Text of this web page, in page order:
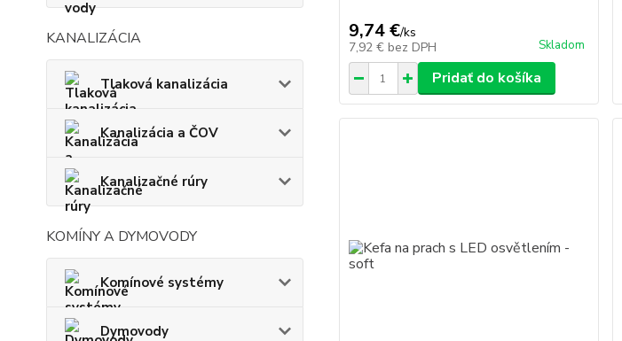
KANALIZÁCIA
Tlaková kanalizácia
Kanalizácia a ČOV
Kanalizačné rúry
KOMÍNY A DYMOVODY
Komínové systémy
Dymovody
9,74 €/ks
7,92 € bez DPH Skladom
Pridať do košíka